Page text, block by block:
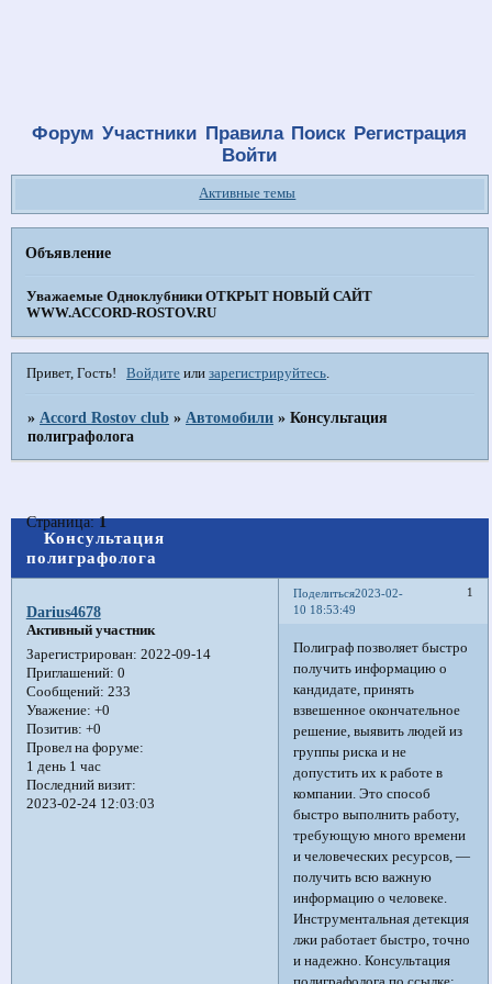
Форум Участники Правила Поиск Регистрация
Войти
Активные темы
Объявление
Уважаемые Одноклубники ОТКРЫТ НОВЫЙ САЙТ
WWW.ACCORD-ROSTOV.RU
Привет, Гость! Войдите илизарегистрируйтесь
»Accord Rostov club »Автомобили »Консультация
полиграфолога
Консультация
полиграфолога
Страница:1
Поделиться 1
2023-02-
10 18:53:49
Darius4678
Активный участник
Зарегистрирован: 2022-09-14
Приглашений: 0
Сообщений: 233
Уважение: +0
Позитив: +0
Провел на форуме:
1 день 1 час
Последний визит:
2023-02-24 12:03:03
Полиграф позволяет быстро
получить информацию о
кандидате, принять
взвешенное окончательное
решение, выявить людей из
группы риска и не
допустить их к работе в
компании. Это способ
быстро выполнить работу,
требующую много времени
и человеческих ресурсов, —
получить всю важную
информацию о человеке.
Инструментальная детекция
лжи работает быстро, точно
и надежно. Консультация